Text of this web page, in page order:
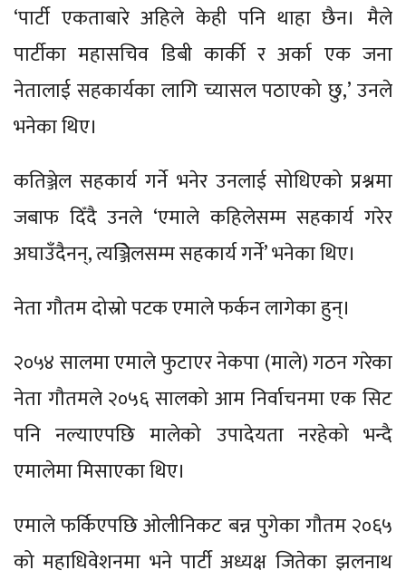
‘पार्टी एकताबारे अहिले केही पनि थाहा छैन। मैले
पार्टीका महासचिव डिबी कार्की र अर्का एक जना
नेतालाई सहकार्यका लागि च्यासल पठाएको छु,’ उनले
भनेका थिए।
कतिञ्जेल सहकार्य गर्ने भनेर उनलाई सोधिएको प्रश्नमा
जबाफ दिँदै उनले ‘एमाले कहिलेसम्म सहकार्य गरेर
अघाउँदैनन्, त्यञ्जिेलसम्म सहकार्य गर्ने’ भनेका थिए।
नेता गौतम दोस्रो पटक एमाले फर्कन लागेका हुन्।
२०५४ सालमा एमाले फुटाएर नेकपा (माले) गठन गरेका
नेता गौतमले २०५६ सालको आम निर्वाचनमा एक सिट
पनि नल्याएपछि मालेको उपादेयता नरहेको भन्दै
एमालेमा मिसाएका थिए।
एमाले फर्किएपछि ओलीनिकट बन्न पुगेका गौतम २०६५
को महाधिवेशनमा भने पार्टी अध्यक्ष जितेका झलनाथ